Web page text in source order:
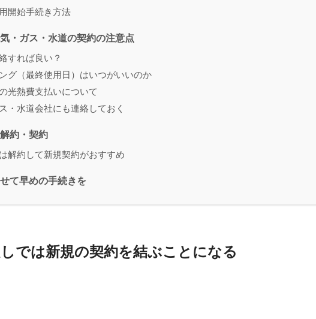
開始手続き方法
・ガス・水道の契約の注意点
すれば良い？
グ（最終使用日）はいつがいいのか
光熱費支払いについて
・水道会社にも連絡しておく
約・契約
解約して新規契約がおすすめ
て早めの手続きを
では新規の契約を結ぶことになる